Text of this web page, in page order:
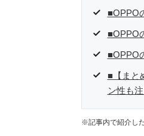
■OPPO
■OPPO
■OPPO
■【まと
ン性も注
※記事内で紹介し